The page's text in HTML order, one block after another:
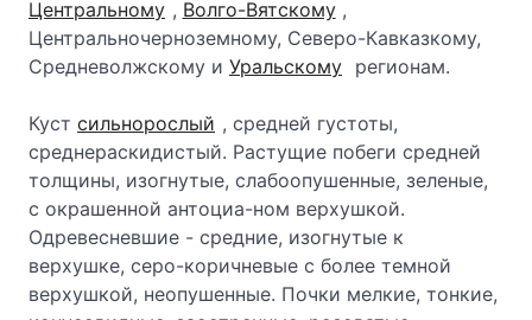
Центральному , Волго-Вятскому ,
Центральночерноземному, Северо-Кавказкому,
Средневолжскому и Уральскому регионам.
Куст сильнорослый , средней густоты,
среднераскидистый. Растущие побеги средней
толщины, изогнутые, слабоопушенные, зеленые,
с окрашенной антоциа-ном верхушкой.
Одревесневшие - средние, изогнутые к
верхушке, серо-коричневые с более темной
верхушкой, неопушенные. Почки мелкие, тонкие,